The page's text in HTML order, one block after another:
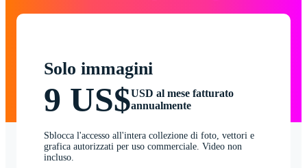
Solo immagini
9 US$USD al mese fatturato
annualmente
Sblocca l'accesso all'intera collezione di foto, vettori e
grafica autorizzati per uso commerciale. Video non
incluso.